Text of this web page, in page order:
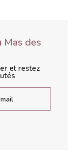
Mas des
et restez